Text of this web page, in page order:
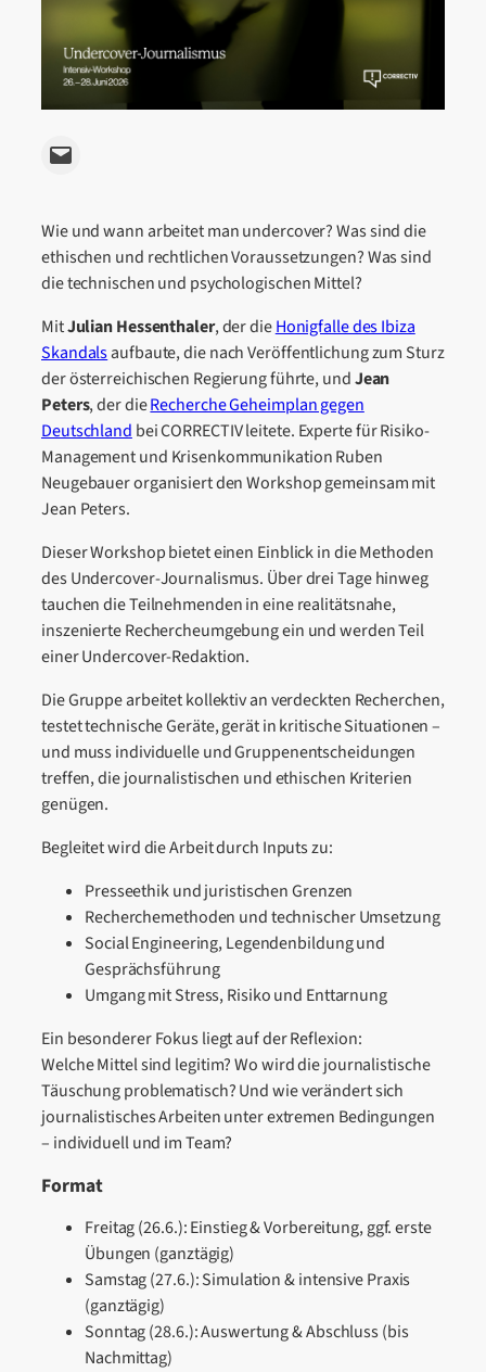
Email this Page
Wie und wann arbeitet man undercover? Was sind die
ethischen und rechtlichen Voraussetzungen? Was sind
die technischen und psychologischen Mittel?
MitJulian Hessenthaler, der dieHonigfalle des Ibiza
Skandalsaufbaute, die nach Veröffentlichung zum Sturz
der österreichischen Regierung führte, undJean
Peters, der dieRecherche Geheimplan gegen
Deutschland bei CORRECTIV leitete. Experte für Risiko-
Management und Krisenkommunikation Ruben
Neugebauer organisiert den Workshop gemeinsam mit
Jean Peters.
Dieser Workshop bietet einen Einblick in die Methoden
des Undercover-Journalismus. Über drei Tage hinweg
tauchen die Teilnehmenden in eine realitätsnahe,
inszenierte Rechercheumgebung ein und werden Teil
einer Undercover-Redaktion.
Die Gruppe arbeitet kollektiv an verdeckten Recherchen,
testet technische Geräte, gerät in kritische Situationen –
und muss individuelle und Gruppenentscheidungen
treffen, die journalistischen und ethischen Kriterien
genügen.
Begleitet wird die Arbeit durch Inputs zu:
Presseethik und juristischen Grenzen
Recherchemethoden und technischer Umsetzung
Social Engineering, Legendenbildung und
Gesprächsführung
Umgang mit Stress, Risiko und Enttarnung
Ein besonderer Fokus liegt auf der Reflexion:
Welche Mittel sind legitim? Wo wird die journalistische
Täuschung problematisch? Und wie verändert sich
journalistisches Arbeiten unter extremen Bedingungen
– individuell und im Team?
Format
Freitag (26.6.): Einstieg & Vorbereitung, ggf. erste
Übungen (ganztägig)
Samstag (27.6.): Simulation & intensive Praxis
(ganztägig)
Sonntag (28.6.): Auswertung & Abschluss (bis
Nachmittag)